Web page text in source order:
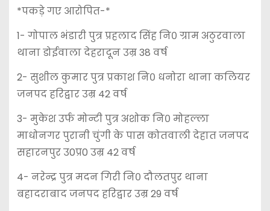
*पकड़े गए आरोपित-*
1- गोपाल भंडारी पुत्र प्रहलाद सिंह नि० ग्राम अठुरवाला
थाना डोईवाला देहरादून उम्र 38 वर्ष
2- सुशील कुमार पुत्र प्रकाश नि० धनोरा थाना कलियर
जनपद हरिद्वार उम्र 42 वर्ष
3- मुकेश उर्फ मोन्टी पुत्र अशोक नि० मोहल्ला
माधोनगर पुरानी चुंगी के पास कोतवाली देहात जनपद
सहारनपुर उ0प्र0 उम्र 42 वर्ष
4- नरेन्द्र पुत्र मदन गिरी नि० दौलतपुर थाना
बहादराबाद जनपद हरिद्वार उम्र 29 वर्ष